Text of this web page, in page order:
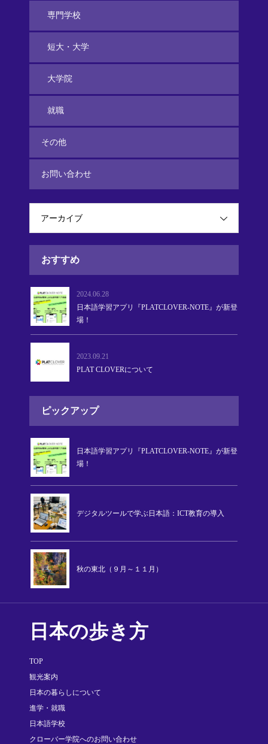
専門学校
短大・大学
大学院
就職
その他
お問い合わせ
アーカイブ
おすすめ
2024.06.28
日本語学習アプリ『PLATCLOVER-NOTE』が新登
場！
2023.09.21
PLAT CLOVERについて
ピックアップ
日本語学習アプリ『PLATCLOVER-NOTE』が新登
場！
デジタルツールで学ぶ日本語：ICT教育の導入
秋の東北（９月～１１月）
日本の歩き方
TOP
観光案内
日本の暮らしについて
進学・就職
日本語学校
クローバー学院へのお問い合わせ